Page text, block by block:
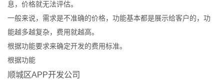
息，价格就无法评估。
一般来说，需求是不准确的价格，功能基本都是展示给客户的，功
能越多越复杂，费用就越高。
根据功能要求来确定开发的费用标准。
根据功能
顺城区APP开发公司